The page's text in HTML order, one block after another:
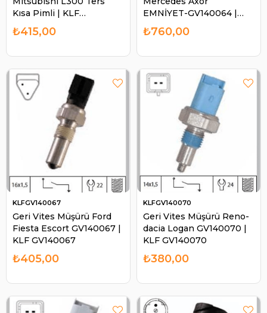
Kısa Pimli | KLF
GV140063
₺415,00
EMNİYET-GV140064 |
KLF GV140064
₺760,00
Geri Vites Müşürü Ford
Fiesta Escort GV140067 |
KLF GV140067
KLFGV140067
₺405,00
Geri Vites Müşürü Reno-
dacia Logan GV140070 |
KLF GV140070
KLFGV140070
₺380,00